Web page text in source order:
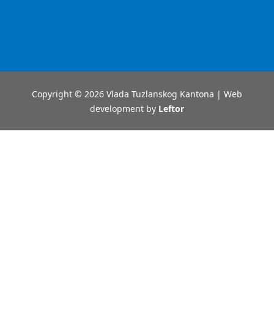
Copyright © 2026 Vlada Tuzlanskog Kantona | Web
development by Leftor